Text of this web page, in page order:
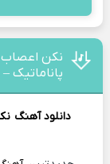
نکن اعصاب
پاناماتیک –
دانلود آهنگ